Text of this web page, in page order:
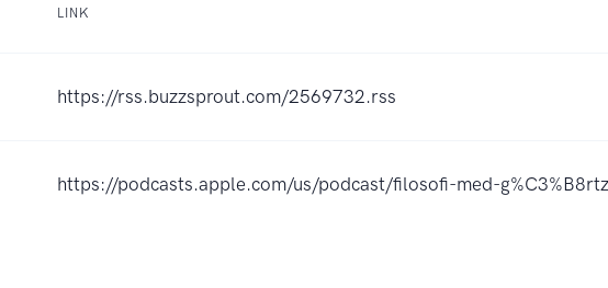
LINK
https://rss.buzzsprout.com/2569732.rss
https://podcasts.apple.com/us/podcast/filosofi-med-